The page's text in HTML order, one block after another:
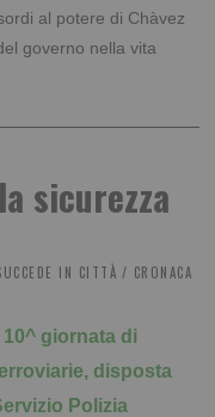
al potere di Chàvez
governo nella vita
sicurezza
IN CITTÀ / CRONACA
giornata di
disposta
Polizia